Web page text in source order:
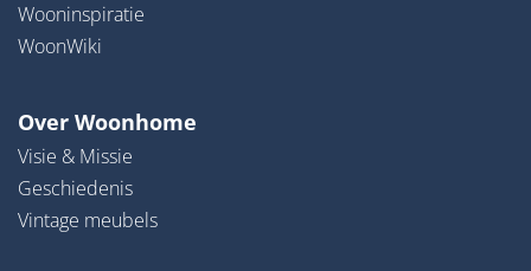
Wooninspiratie
WoonWiki
Over Woonhome
Visie & Missie
Geschiedenis
Vintage meubels